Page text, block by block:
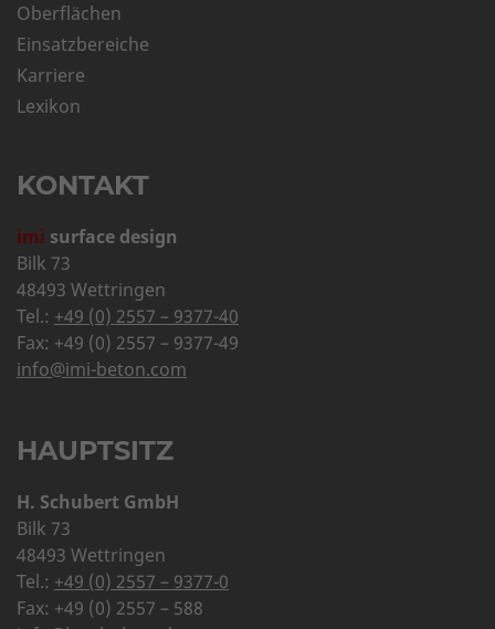
Oberflächen
Einsatzbereiche
Karriere
Lexikon
KONTAKT
imi surface design
Bilk 73
48493 Wettringen
Tel.: +49 (0) 2557 – 9377-40
Fax: +49 (0) 2557 – 9377-49
info@imi-beton.com
HAUPTSITZ
H. Schubert GmbH
Bilk 73
48493 Wettringen
Tel.: +49 (0) 2557 – 9377-0
Fax: +49 (0) 2557 – 588